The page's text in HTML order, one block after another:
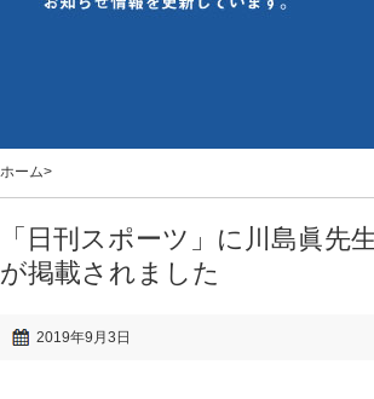
ホーム>
「日刊スポーツ」に川島眞
が掲載されました
2019年9月3日